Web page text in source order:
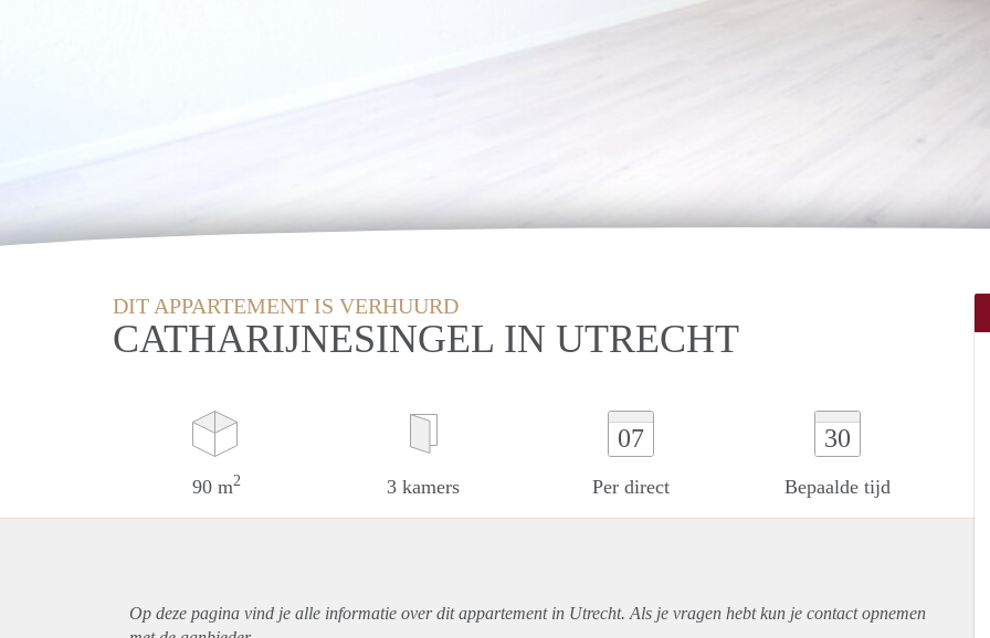
DIT APPARTEMENT IS VERHUURD
CATHARIJNESINGEL IN UTRECHT
90 m2 3 kamers
07
Per direct
30
Bepaalde tijd
Op deze pagina vind je alle informatie over ditappartementin Utrecht. Als je vragen hebt kun je contact opnemen